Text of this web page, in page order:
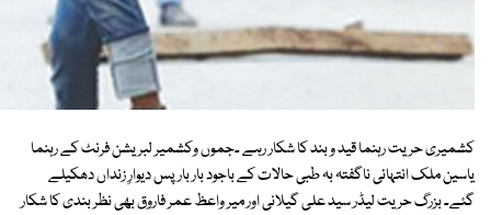
کشمیری حریت رہنما قید و بند کا شکار رہے ۔جموں وکشمیر لبریشن فرنٹ کے رہنما
یاسین ملک انتہائی ناگفتہ بہ طبی حالات کے باجود بار بار پس دیوارِ زنداں دھکیلے
گئے۔ بزرگ حریت لیڈر سید علی گیلانی اور میر واعظ عمر فاروق بھی نظر بندی کا شکار